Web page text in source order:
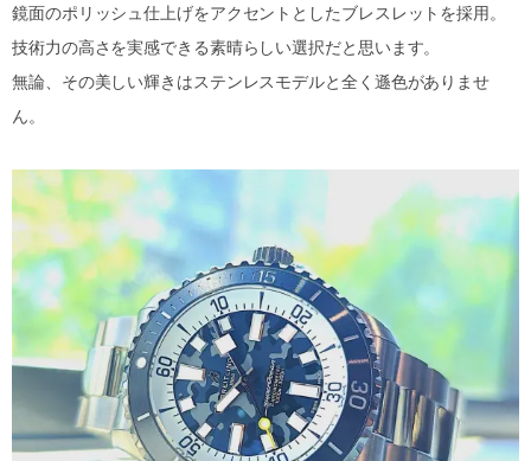
鏡面のポリッシュ仕上げをアクセントとしたブレスレットを採用。
技術力の高さを実感できる素晴らしい選択だと思います。
無論、その美しい輝きはステンレスモデルと全く遜色がありませ
ん。